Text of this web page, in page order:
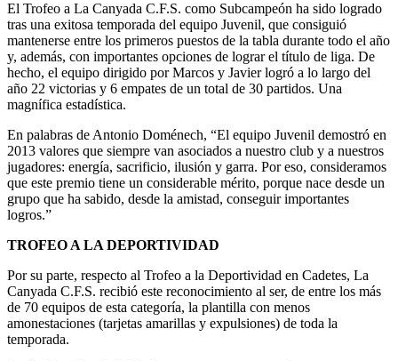
El Trofeo a La Canyada C.F.S. como Subcampeón ha sido logrado
tras una exitosa temporada del equipo Juvenil, que consiguió
mantenerse entre los primeros puestos de la tabla durante todo el año
y, además, con importantes opciones de lograr el título de liga. De
hecho, el equipo dirigido por Marcos y Javier logró a lo largo del
año 22 victorias y 6 empates de un total de 30 partidos. Una
magnífica estadística.
En palabras de Antonio Doménech, “El equipo Juvenil demostró en
2013 valores que siempre van asociados a nuestro club y a nuestros
jugadores: energía, sacrificio, ilusión y garra. Por eso, consideramos
que este premio tiene un considerable mérito, porque nace desde un
grupo que ha sabido, desde la amistad, conseguir importantes
logros.”
TROFEO A LA DEPORTIVIDAD
Por su parte, respecto al Trofeo a la Deportividad en Cadetes, La
Canyada C.F.S. recibió este reconocimiento al ser, de entre los más
de 70 equipos de esta categoría, la plantilla con menos
amonestaciones (tarjetas amarillas y expulsiones) de toda la
temporada.